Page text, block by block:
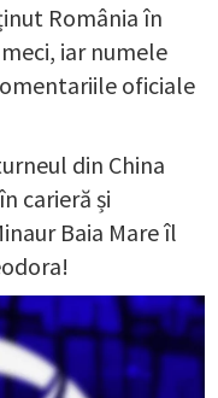
România în
iar numele
oficiale
din China
carieră și
Baia Mare îl